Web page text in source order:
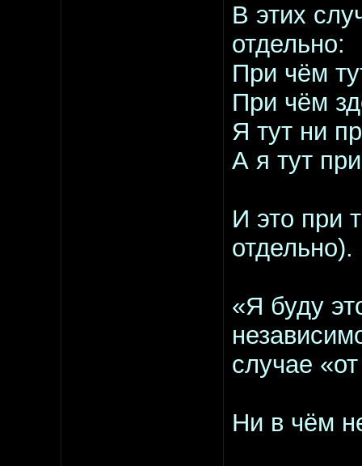
В этих
отдельно:
При чём
При чём
Я тут ни
А я тут
И это при
отдельно).
«Я буду
случае
Ни в чём